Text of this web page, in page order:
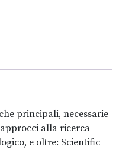
principali, necessarie
alla ricerca
e oltre: Scientific